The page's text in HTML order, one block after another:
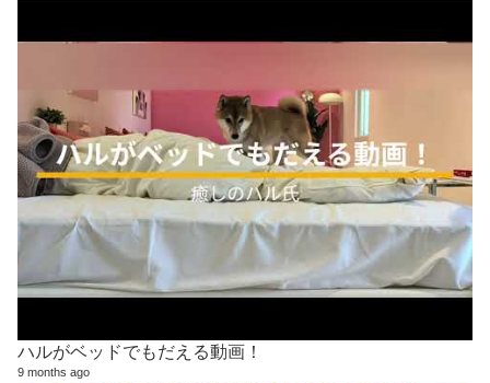
ハルがベッドでもだえる動画！
9 months ago